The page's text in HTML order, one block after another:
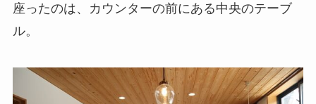
座ったのは、カウンターの前にある中央のテーブ
ル。